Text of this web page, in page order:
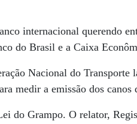
internacional querendo
do Brasil e a Caixa
Nacional do Transporte
medir a emissão dos
do Grampo. O relator,